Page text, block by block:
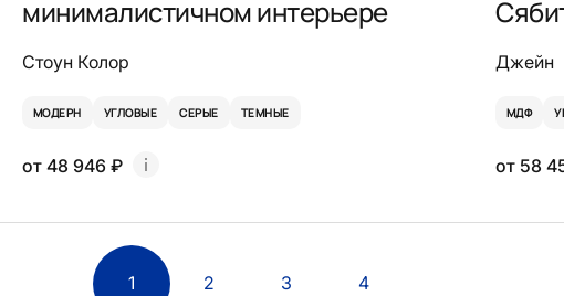
минималистичном интерьере
Стоун Колор
МОДЕРН УГЛОВЫЕ СЕРЫЕ ТЕМНЫЕ
от 48 946 ₽
Джейн
МДФ
от 58
1 2 3 4